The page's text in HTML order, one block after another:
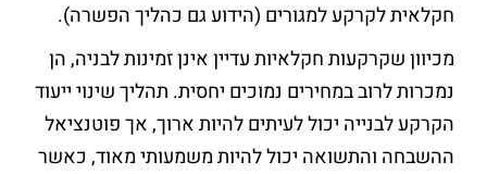
חקלאית לקרקע למגורים (הידוע גם כהליך הפשרה).
מכיוון שקרקעות חקלאיות עדיין אינן זמינות לבניה, הן
נמכרות לרוב במחירים נמוכים יחסית. תהליך שינוי ייעוד
הקרקע לבנייה יכול לעיתים להיות ארוך, אך פוטנציאל
ההשבחה והתשואה יכול להיות משמעותי מאוד, כאשר